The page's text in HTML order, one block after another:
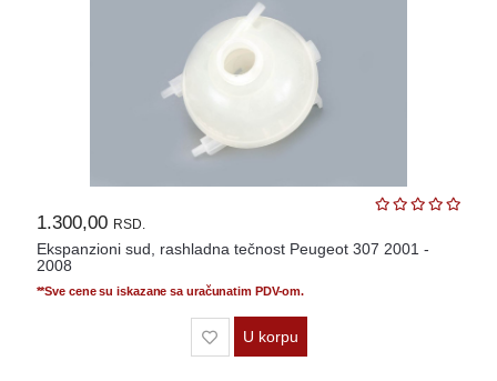
1.300,00 RSD.
Ekspanzioni sud, rashladna tečnost Peugeot 307 2001 -
2008
**Sve cene su iskazane sa uračunatim PDV-om.
U korpu